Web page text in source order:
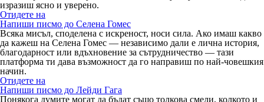
изразиш ясно и уверено.
Отидете на
Напиши писмо до Селена Гомес
Всяка мисъл, споделена с искреност, носи сила. Ако имаш какво
да кажеш на Селена Гомес — независимо дали е лична история,
благодарност или вдъхновение за сътрудничество — тази
платформа ти дава възможност да го направиш по най-човешкия
начин.
Отидете на
Напиши писмо до Лейди Гага
Понякога думите могат да бъдат също толкова смели, колкото и